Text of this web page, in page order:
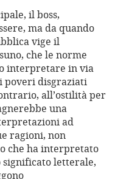
il boss,
ma da quando
vige il
che le norme
interpretare in via
poveri disgraziati
all’ostilità per
una
ad
ragioni, non
che ha interpretato
significato letterale,